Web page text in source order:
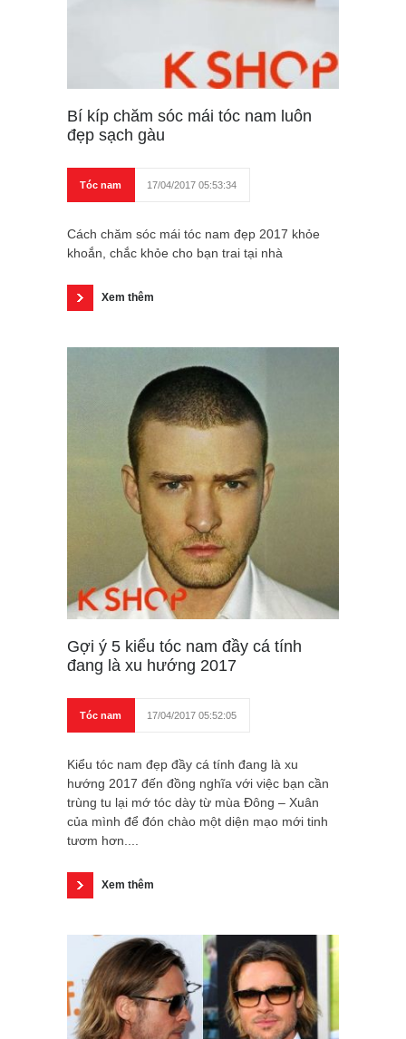
Bí kíp chăm sóc mái tóc nam luôn
đẹp sạch gàu
Tóc nam 17/04/2017 05:53:34
Cách chăm sóc mái tóc nam đẹp 2017 khỏe
khoắn, chắc khỏe cho bạn trai tại nhà
Xem thêm
Gợi ý 5 kiểu tóc nam đầy cá tính
đang là xu hướng 2017
Tóc nam 17/04/2017 05:52:05
Kiểu tóc nam đẹp đầy cá tính đang là xu
hướng 2017 đến đồng nghĩa với việc bạn cần
trùng tu lại mớ tóc dày từ mùa Đông – Xuân
của mình để đón chào một diện mạo mới tinh
tươm hơn....
Xem thêm